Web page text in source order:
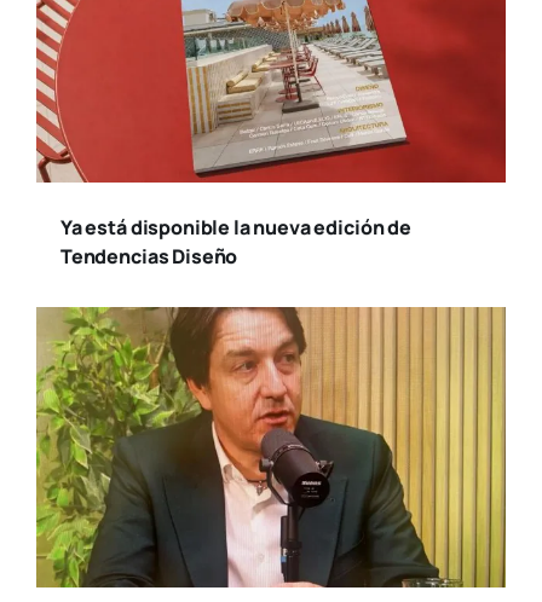
Ya está disponible la nueva edición de
Tendencias Diseño